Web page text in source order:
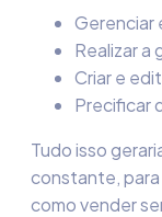
Gerenciar
Realizar
Criar e
Precificar
Tudo isso
constante,
como vender